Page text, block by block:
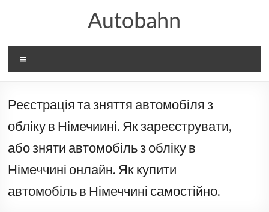
Autobahn
Реєстрація та зняття автомобіля з
обліку в Німечиині. Як зареєструвати,
або зняти автомобіль з обліку в
Німеччині онлайн. Як купити
автомобіль в Німеччині самостійно.